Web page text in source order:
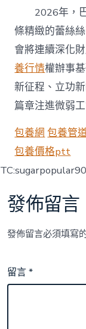
2026年，
條精緻的蕾絲
會將連續深化
養行情權辦事
新征程、立功
篇章注進微弱
包養網 包養管
包養價格ptt
發佈留言
發佈留言必須填寫
留言*